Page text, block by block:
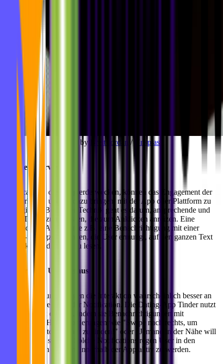
Photo by Brett Jordan / Unsplash
Neugierde erwecken
Notifications, die Neugierde wecken, können das Engagement der
User erhöhen und sie dazu bringen, mit der App oder Plattform zu
interagieren. Bei dieser Technik geht es darum, ansprechende und
kurze Teaser zu verfassen, die zum Anklicken anreizen. Eine
Nachrichten-App könnte z.B. eine Benachrichtigung mit einer
Teaser-Schlagzeile senden, die User ermutigt, auf den ganzen Text
zu klicken und diesen zu lesen.
Fordere den User heraus
Herausforderungen regen die Interaktion wahrscheinlich besser an
als jede andere Form der Notification. Die Dating-App Tinder nutzt
diese Technik effektiv, indem sie Benachrichtigungen mit
spielerischen Herausforderungen wie "Swipe nach rechts, um
deinen perfekten Partner zu finden!" oder "Jemand in der Nähe will
dich treffen!" senden. Solche Notifications regen User in den
meisten Fällen dazu an, innerhalb der App aktiv zu werden.